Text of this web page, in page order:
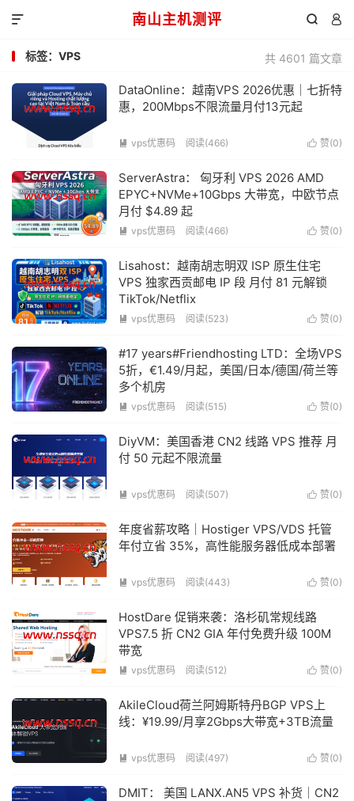
南山主机测评  

共 4601 篇文章
标签：VPS
DataOnline：越南VPS 2026优惠｜七折特
惠，200Mbps不限流量月付13元起
 赞(0)
 vps优惠码 阅读(466)
ServerAstra： 匈牙利 VPS 2026 AMD
EPYC+NVMe+10Gbps 大带宽，中欧节点
月付 $4.89 起
 赞(0)
 vps优惠码 阅读(466)
Lisahost：越南胡志明双 ISP 原生住宅
VPS 独家西贡邮电 IP 段 月付 81 元解锁
TikTok/Netflix
 赞(0)
 vps优惠码 阅读(523)
#17 years#Friendhosting LTD：全场VPS
5折，€1.49/月起，美国/日本/德国/荷兰等
多个机房
 赞(0)
 vps优惠码 阅读(515)
DiyVM：美国香港 CN2 线路 VPS 推荐 月
付 50 元起不限流量
 赞(0)
 vps优惠码 阅读(507)
年度省薪攻略｜Hostiger VPS/VDS 托管
年付立省 35%，高性能服务器低成本部署
 赞(0)
 vps优惠码 阅读(443)
HostDare 促销来袭：洛杉矶常规线路
VPS7.5 折 CN2 GIA 年付免费升级 100M
带宽
 赞(0)
 vps优惠码 阅读(512)
AkileCloud荷兰阿姆斯特丹BGP VPS上
线：¥19.99/月享2Gbps大带宽+3TB流量
 赞(0)
 vps优惠码 阅读(497)
DMIT： 美国 LANX.AN5 VPS 补货｜CN2